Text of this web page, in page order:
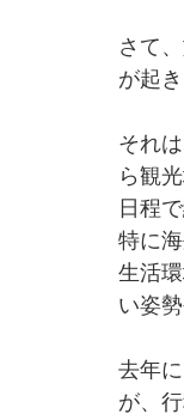
さて
が起
それ
ら観
日程
特に
生活
い姿
去年
が、